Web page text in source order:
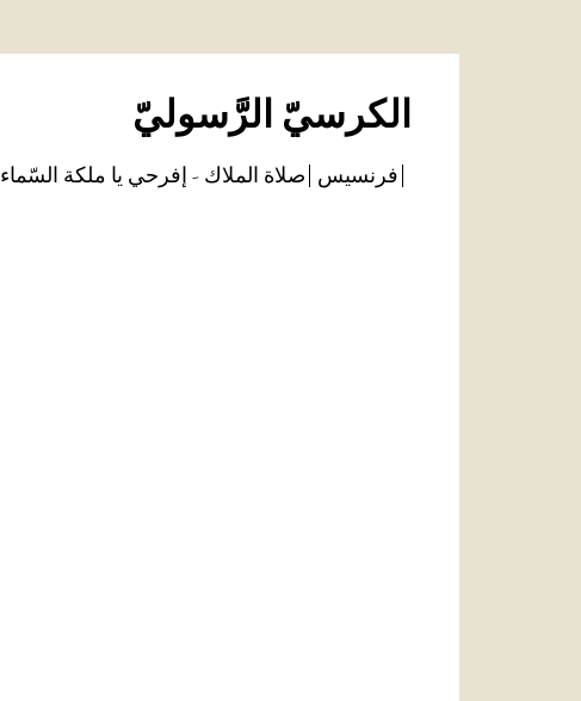
الكرسيّ الرَّسوليّ
فرنسيس صلاة الملاك - إفرحي يا ملكة السّماء